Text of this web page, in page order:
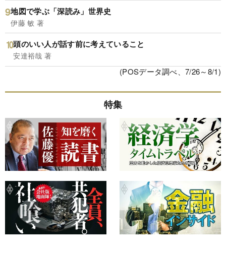
地図で学ぶ「深読み」世界史
伊藤 敏 著
頭のいい人が話す前に考えていること
安達裕哉 著
(POSデータ調べ、7/26～8/1)
特集